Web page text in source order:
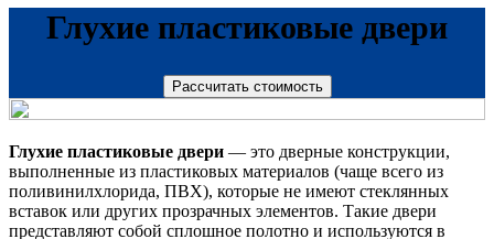
Глухие пластиковые двери
Рассчитать стоимость
Глухие пластиковые двери — это дверные конструкции,
выполненные из пластиковых материалов (чаще всего из
поливинилхлорида, ПВХ), которые не имеют стеклянных
вставок или других прозрачных элементов. Такие двери
представляют собой сплошное полотно и используются в